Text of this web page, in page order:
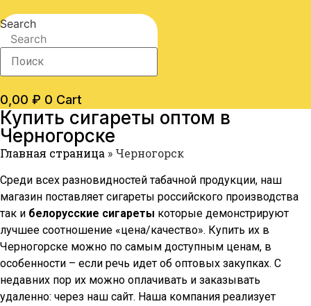
Search
Search
0,00 ₽ 0 Cart
Купить сигареты оптом в
Черногорске
Главная страница » Черногорск
Среди всех разновидностей табачной продукции, наш
магазин поставляет сигареты российского производства
так и белорусские сигареты которые демонстрируют
лучшее соотношение «цена/качество». Купить их в
Черногорске можно по самым доступным ценам, в
особенности – если речь идет об оптовых закупках. С
недавних пор их можно оплачивать и заказывать
удаленно: через наш сайт. Наша компания реализует